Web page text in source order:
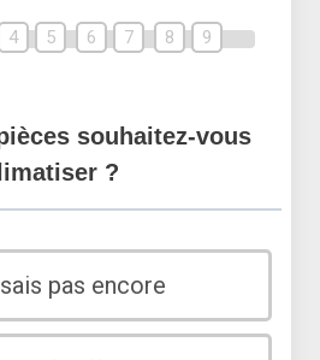
4 5 6 7 8 9
souhaitez-vous
?
pas encore